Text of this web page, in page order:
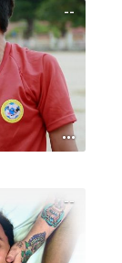
--
--